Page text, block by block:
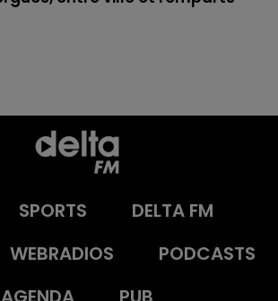
SPORTS
DELTA FM
WEBRADIOS
PODCASTS